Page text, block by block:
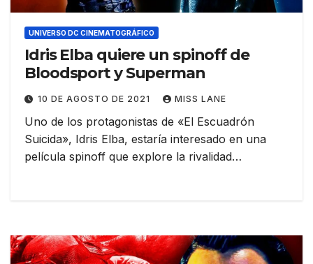
UNIVERSO DC CINEMATOGRÁFICO
Idris Elba quiere un spinoff de
Bloodsport y Superman
10 DE AGOSTO DE 2021 MISS LANE
Uno de los protagonistas de «El Escuadrón
Suicida», Idris Elba, estaría interesado en una
película spinoff que explore la rivalidad…